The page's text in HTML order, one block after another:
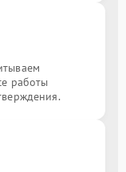
работы